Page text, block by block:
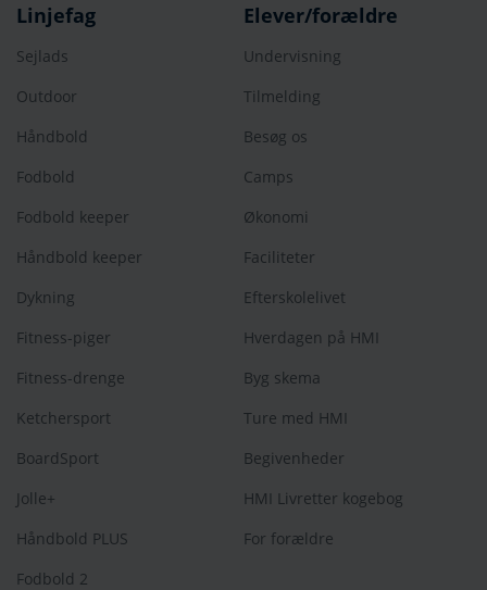
Linjefag
Sejlads
Outdoor
Håndbold
Fodbold
Fodbold keeper
Håndbold keeper
Dykning
Fitness-piger
Fitness-drenge
Ketchersport
BoardSport
Jolle+
Håndbold PLUS
Fodbold 2
Elever/forældre
Undervisning
Tilmelding
Besøg os
Camps
Økonomi
Faciliteter
Efterskolelivet
Hverdagen på HMI
Byg skema
Ture med HMI
Begivenheder
HMI Livretter kogebog
For forældre